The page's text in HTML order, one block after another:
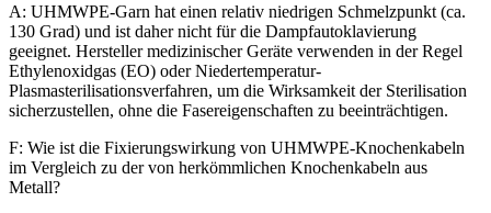
A: UHMWPE-Garn hat einen relativ niedrigen Schmelzpunkt (ca.
130 Grad) und ist daher nicht für die Dampfautoklavierung
geeignet. Hersteller medizinischer Geräte verwenden in der Regel
Ethylenoxidgas (EO) oder Niedertemperatur-
Plasmasterilisationsverfahren, um die Wirksamkeit der Sterilisation
sicherzustellen, ohne die Fasereigenschaften zu beeinträchtigen.
F: Wie ist die Fixierungswirkung von UHMWPE-Knochenkabeln
im Vergleich zu der von herkömmlichen Knochenkabeln aus
Metall?